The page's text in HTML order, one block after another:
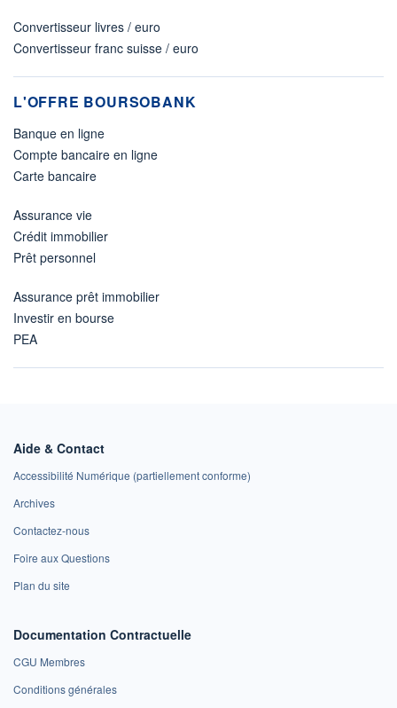
Convertisseur livres / euro
Convertisseur franc suisse / euro
L'OFFRE BOURSOBANK
Banque en ligne
Compte bancaire en ligne
Carte bancaire
Assurance vie
Crédit immobilier
Prêt personnel
Assurance prêt immobilier
Investir en bourse
PEA
Aide & Contact
Accessibilité Numérique (partiellement conforme)
Archives
Contactez-nous
Foire aux Questions
Plan du site
Documentation Contractuelle
CGU Membres
Conditions générales